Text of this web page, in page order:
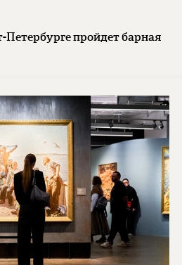
Петербурге пройдет барная